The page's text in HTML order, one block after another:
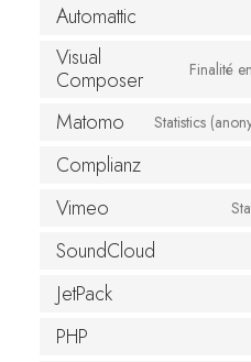
Automattic
Visual
Composer
Finalité
Matomo Statistics
Complianz
Vimeo
SoundCloud
JetPack
PHP